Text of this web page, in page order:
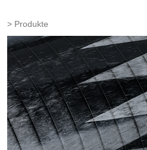
Produkte